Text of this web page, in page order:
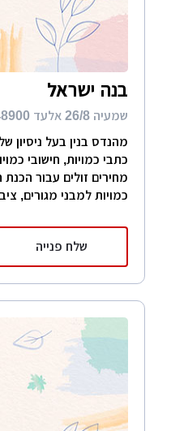
בנה ישראל
שמעיה 26/8 אלעד 48900
כתבי כמויות, חישובי
מחירים זולים עבור
כמויות למבני מגורים,
שלח פנייה